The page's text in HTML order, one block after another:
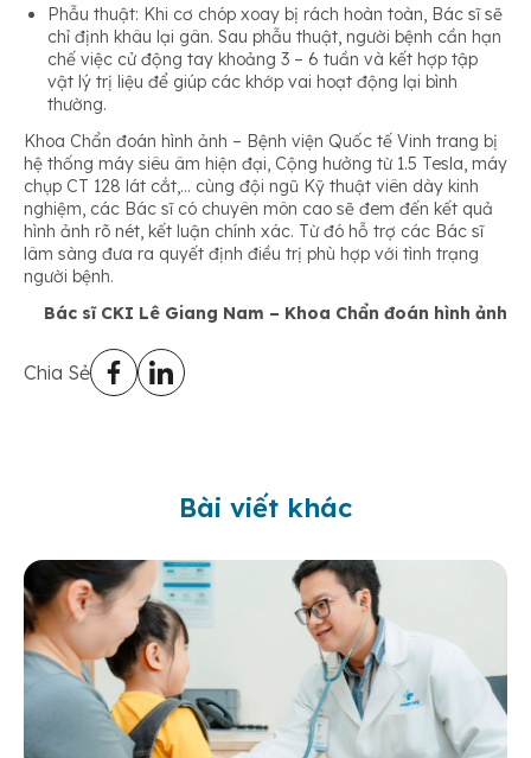
Phẫu thuật: Khi cơ chóp xoay bị rách hoàn toàn, Bác sĩ sẽ
chỉ định khâu lại gân. Sau phẫu thuật, người bệnh cần hạn
chế việc cử động tay khoảng 3 – 6 tuần và kết hợp tập
vật lý trị liệu để giúp các khớp vai hoạt động lại bình
thường.
Khoa Chẩn đoán hình ảnh – Bệnh viện Quốc tế Vinh trang bị
hệ thống máy siêu âm hiện đại, Cộng hưởng từ 1.5 Tesla, máy
chụp CT 128 lát cắt,… cùng đội ngũ Kỹ thuật viên dày kinh
nghiệm, các Bác sĩ có chuyên môn cao sẽ đem đến kết quả
hình ảnh rõ nét, kết luận chính xác. Từ đó hỗ trợ các Bác sĩ
lâm sàng đưa ra quyết định điều trị phù hợp với tình trạng
người bệnh.
Bác sĩ CKI Lê Giang Nam – Khoa Chẩn đoán hình ảnh
Chia Sẻ
Bài viết khác